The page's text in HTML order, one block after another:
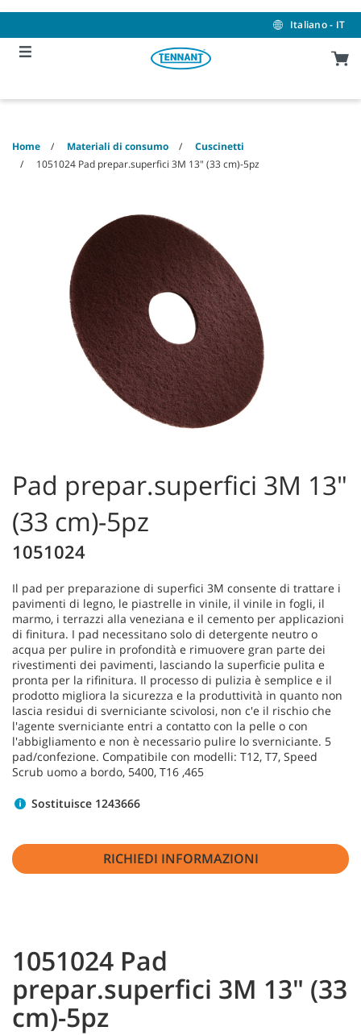
content
navigation
menu
Italiano - IT
Home Materiali di consumo
Cuscinetti
1051024 Pad prepar.superfici 3M 13" (33 cm)-5pz
Pad prepar.superfici 3M 13"
(33 cm)-5pz
1051024
Il pad per preparazione di superfici 3M consente di trattare i
pavimenti di legno, le piastrelle in vinile, il vinile in fogli, il
marmo, i terrazzi alla veneziana e il cemento per applicazioni
di finitura. I pad necessitano solo di detergente neutro o
acqua per pulire in profondità e rimuovere gran parte dei
rivestimenti dei pavimenti, lasciando la superficie pulita e
pronta per la rifinitura. Il processo di pulizia è semplice e il
prodotto migliora la sicurezza e la produttività in quanto non
lascia residui di sverniciante scivolosi, non c'e il rischio che
l'agente sverniciante entri a contatto con la pelle o con
l'abbigliamento e non è necessario pulire lo sverniciante. 5
pad/confezione. Compatibile con modelli: T12, T7, Speed
Scrub uomo a bordo, 5400, T16 ,465
Sostituisce 1243666
RICHIEDI INFORMAZIONI
1051024 Pad
prepar.superfici 3M 13" (33
cm)-5pz